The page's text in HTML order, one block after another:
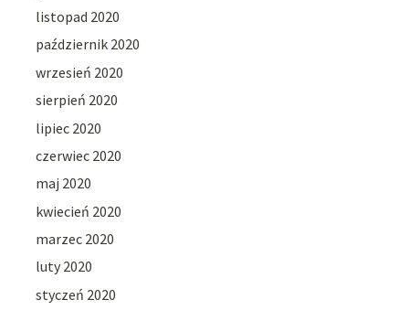
listopad 2020
październik 2020
wrzesień 2020
sierpień 2020
lipiec 2020
czerwiec 2020
maj 2020
kwiecień 2020
marzec 2020
luty 2020
styczeń 2020